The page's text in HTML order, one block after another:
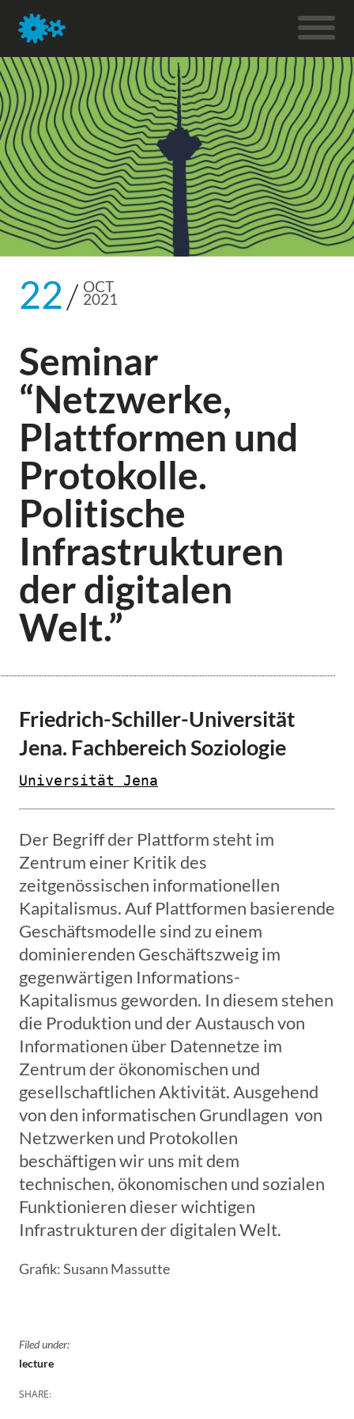
22 OCT
2021
Seminar
“Netzwerke,
Plattformen und
Protokolle.
Politische
Infrastrukturen
der digitalen
Welt.”
Friedrich-Schiller-Universität
Jena. Fachbereich Soziologie
Universität Jena
Der Begriff der Plattform steht im
Zentrum einer Kritik des
zeitgenössischen informationellen
Kapitalismus. Auf Plattformen basierende
Geschäftsmodelle sind zu einem
dominierenden Geschäftszweig im
gegenwärtigen Informations-
Kapitalismus geworden. In diesem stehen
die Produktion und der Austausch von
Informationen über Datennetze im
Zentrum der ökonomischen und
gesellschaftlichen Aktivität. Ausgehend
von den informatischen Grundlagen von
Netzwerken und Protokollen
beschäftigen wir uns mit dem
technischen, ökonomischen und sozialen
Funktionieren dieser wichtigen
Infrastrukturen der digitalen Welt.
Grafik: Susann Massutte
Filed under:
lecture
SHARE: